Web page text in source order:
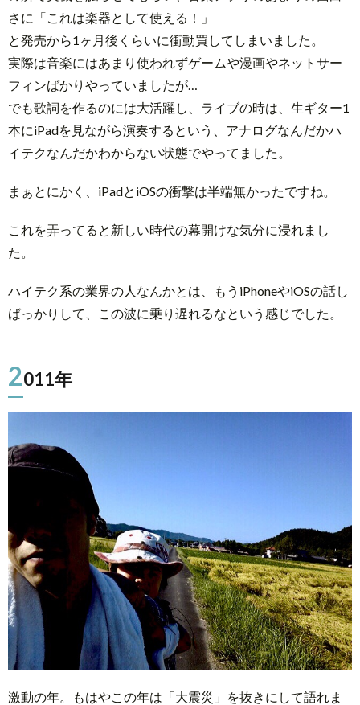
さに「これは楽器として使える！」
と発売から1ヶ月後くらいに衝動買してしまいました。
実際は音楽にはあまり使われずゲームや漫画やネットサー
フィンばかりやっていましたが…
でも歌詞を作るのには大活躍し、ライブの時は、生ギター1
本にiPadを見ながら演奏するという、アナログなんだかハ
イテクなんだかわからない状態でやってました。
まぁとにかく、iPadとiOSの衝撃は半端無かったですね。
これを弄ってると新しい時代の幕開けな気分に浸れまし
た。
ハイテク系の業界の人なんかとは、もうiPhoneやiOSの話し
ばっかりして、この波に乗り遅れるなという感じでした。
2011年
激動の年。もはやこの年は「大震災」を抜きにして語れま